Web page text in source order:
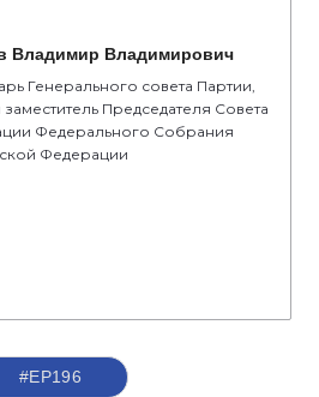
Владимир Владимирович
Генерального совета Партии,
Председателя Совета
Федерального Собрания
Федерации
#ЕР196